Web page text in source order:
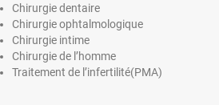
Chirurgie dentaire
Chirurgie ophtalmologique
Chirurgie intime
Chirurgie de l’homme
Traitement de l’infertilité(PMA)